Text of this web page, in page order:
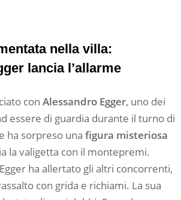
nella villa:
lancia l’allarme
con Alessandro Egger, uno dei
essere di guardia durante il turno di
ha sorpreso una figura misteriosa
la valigetta con il montepremi.
ha allertato gli altri concorrenti,
con grida e richiami. La sua